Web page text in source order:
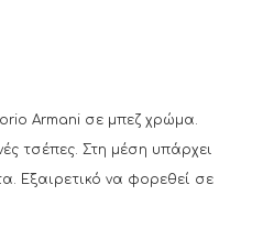
Armani σε μπεζ χρώμα.
τσέπες. Στη μέση υπάρχει
Εξαιρετικό να φορεθεί σε